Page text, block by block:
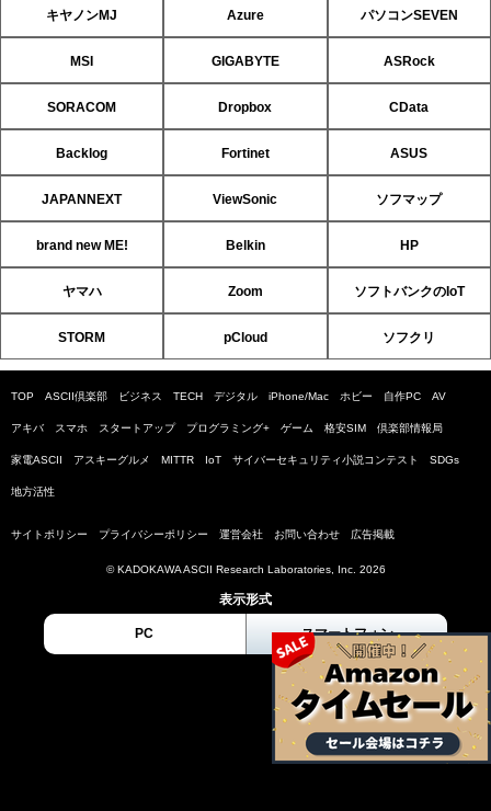
キヤノンMJ Azure パソコンSEVEN
MSI GIGABYTE ASRock
SORACOM Dropbox CData
Backlog Fortinet ASUS
JAPANNEXT ViewSonic ソフマップ
brand new ME! Belkin HP
ヤマハ Zoom ソフトバンクのIoT
STORM pCloud ソフクリ
TOP ASCII倶楽部 ビジネス TECH デジタル iPhone/Mac ホビー 自作PC AV
アキバ スマホ スタートアップ プログラミング+ ゲーム 格安SIM 倶楽部情報局
家電ASCII アスキーグルメ MITTR IoT サイバーセキュリティ小説コンテスト SDGs
地方活性
サイトポリシー プライバシーポリシー 運営会社 お問い合わせ 広告掲載
© KADOKAWA ASCII Research Laboratories, Inc. 2026
表示形式
PC スマートフォン